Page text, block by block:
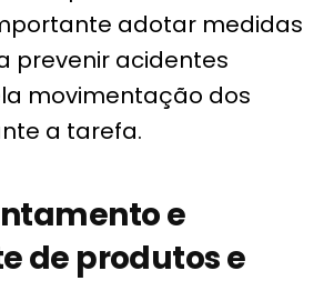
adotar medidas
prevenir acidentes
movimentação dos
a tarefa.
e
de produtos e